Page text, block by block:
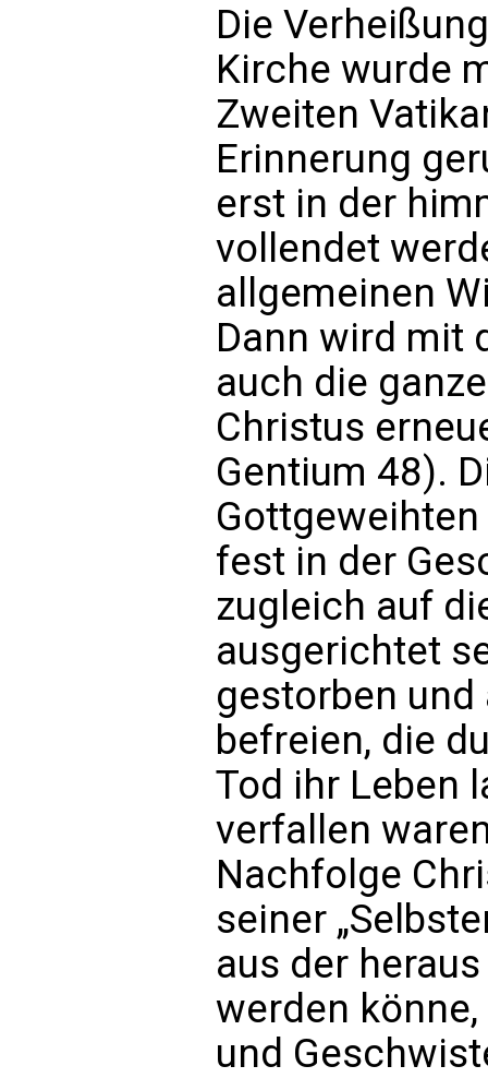
Die
Kirche wurde
Zweiten
Erinnerung
erst in der
vollendet
allgemeinen
Dann wird mit
auch die
Christus
Gentium 48).
fest in der
zugleich auf
ausgerichtet
gestorben und
befreien, die
Tod ihr Leben
verfallen
Nachfolge
seiner
aus der
werden
und